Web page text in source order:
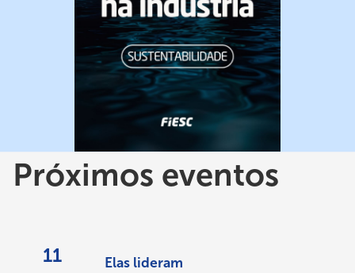
Próximos eventos
11
Elas lideram